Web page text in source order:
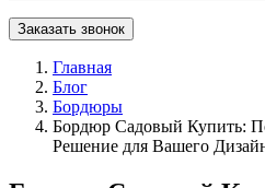
Заказать звонок
Главная
Блог
Бордюры
Бордюр Садовый Купить:
Решение для Вашего